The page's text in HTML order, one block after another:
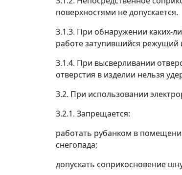
поверхностями не допускается.
3.1.3. При обнаружении каких-
работе затупившийся режущий
3.1.4. При высверливании
отверстия в изделии нельзя
3.2. При использовании
3.2.1. Запрещается:
работать рубанком в
снегопада;
допускать соприкосновение